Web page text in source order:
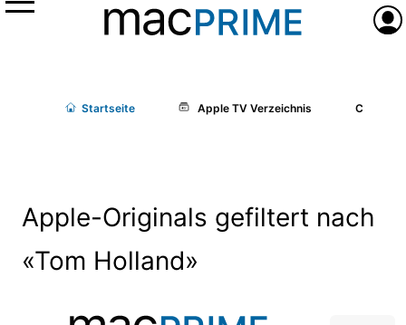
Menü
Startseite Apple TV Verzeichnis Cast/
Apple-Originals gefiltert nach
«Tom Holland»